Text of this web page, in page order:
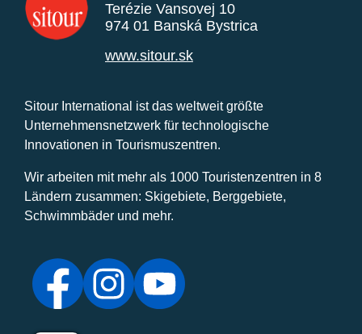
Terézie Vansovej 10
974 01 Banská Bystrica
www.sitour.sk
Sitour International ist das weltweit größte
Unternehmensnetzwerk für technologische
Innovationen in Tourismuszentren.
Wir arbeiten mit mehr als 1000 Touristenzentren in 8
Ländern zusammen: Skigebiete, Berggebiete,
Schwimmbäder und mehr.